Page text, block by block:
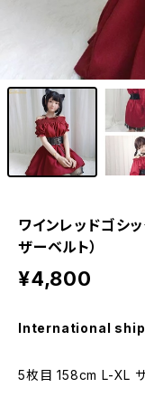
ワインレッドゴシ
ザーベルト）
¥4,800
International
5枚目 158cm L-XL